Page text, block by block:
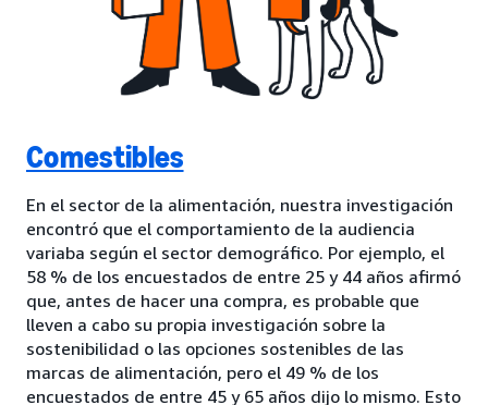
Comestibles
En el sector de la alimentación, nuestra investigación
encontró que el comportamiento de la audiencia
variaba según el sector demográfico. Por ejemplo, el
58 % de los encuestados de entre 25 y 44 años afirmó
que, antes de hacer una compra, es probable que
lleven a cabo su propia investigación sobre la
sostenibilidad o las opciones sostenibles de las
marcas de alimentación, pero el 49 % de los
encuestados de entre 45 y 65 años dijo lo mismo. Esto